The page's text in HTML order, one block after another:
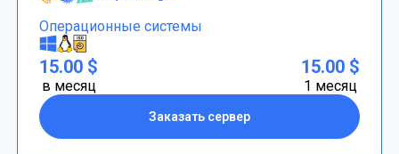
Операционные системы
15.00 $
в месяц
Заказать сервер
15.00 $
1 месяц